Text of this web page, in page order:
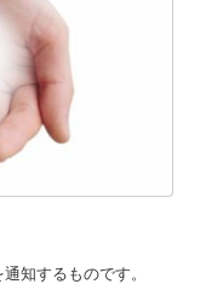
知するものです。